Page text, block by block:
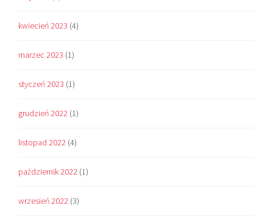
kwiecień 2023 (4)
marzec 2023 (1)
styczeń 2023 (1)
grudzień 2022 (1)
listopad 2022 (4)
październik 2022 (1)
wrzesień 2022 (3)